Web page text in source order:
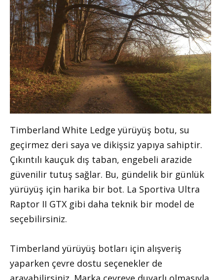
Timberland White Ledge yürüyüş botu, su
geçirmez deri saya ve dikişsiz yapıya sahiptir.
Çıkıntılı kauçuk dış taban, engebeli arazide
güvenilir tutuş sağlar. Bu, gündelik bir günlük
yürüyüş için harika bir bot. La Sportiva Ultra
Raptor II GTX gibi daha teknik bir model de
seçebilirsiniz.
Timberland yürüyüş botları için alışveriş
yaparken çevre dostu seçenekler de